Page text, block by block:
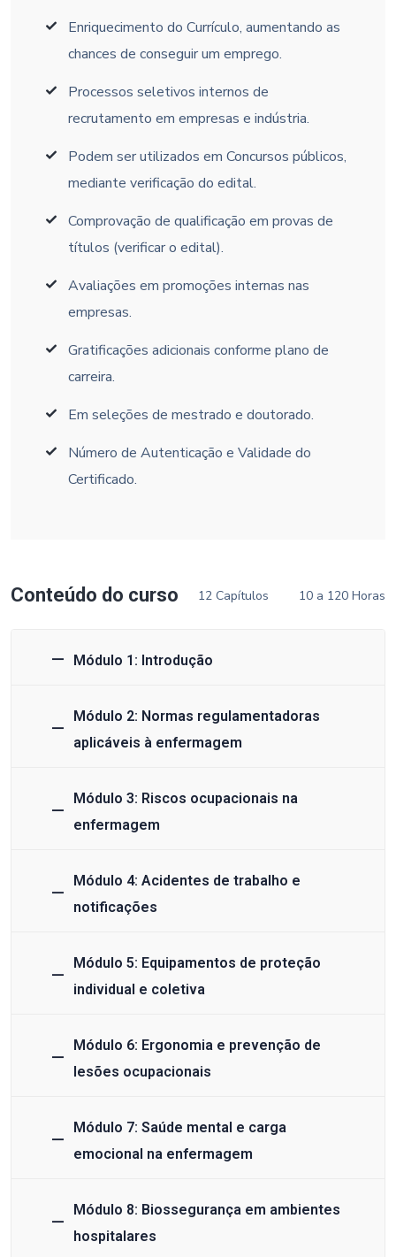
Enriquecimento do Currículo, aumentando as
chances de conseguir um emprego.
Processos seletivos internos de
recrutamento em empresas e indústria.
Podem ser utilizados em Concursos públicos,
mediante verificação do edital.
Comprovação de qualificação em provas de
títulos (verificar o edital).
Avaliações em promoções internas nas
empresas.
Gratificações adicionais conforme plano de
carreira.
Em seleções de mestrado e doutorado.
Número de Autenticação e Validade do
Certificado.
Conteúdo do curso 12 Capítulos 10 a 120 Horas
Módulo 1: Introdução
Módulo 2: Normas regulamentadoras
aplicáveis à enfermagem
Módulo 3: Riscos ocupacionais na
enfermagem
Módulo 4: Acidentes de trabalho e
notificações
Módulo 5: Equipamentos de proteção
individual e coletiva
Módulo 6: Ergonomia e prevenção de
lesões ocupacionais
Módulo 7: Saúde mental e carga
emocional na enfermagem
Módulo 8: Biossegurança em ambientes
hospitalares